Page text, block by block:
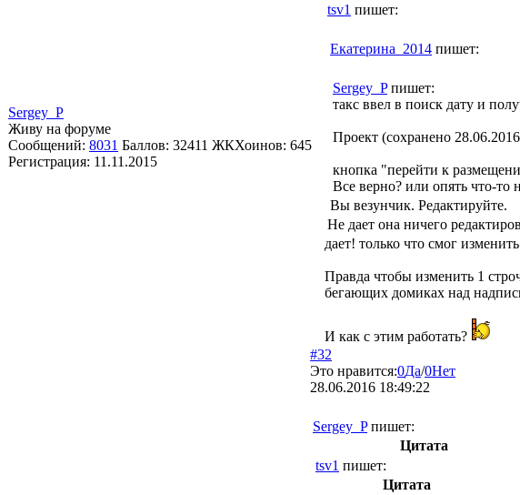
Sergey_P
Живу на форуме
Сообщений: 8031 Баллов: 32411 ЖКХоинов: 645
Регистрация: 11.11.2015
tsv1 пишет:
Екатерина_2014 пишет:
Sergey_Pпишет:
такс ввел в поиск дату и
Проект (сохранено
кнопка "перейти к
Все верно? или опять что-то
Вы везунчик. Редактируйте.
Не дает она ничего
дает! только что смог
Правда чтобы изменить 1
бегающих домиках над
И как с этим работать?
#32
Это нравится:0Да/0Нет
28.06.2016 18:49:22
Sergey_Pпишет:
Цитата
tsv1 пишет:
Цитата